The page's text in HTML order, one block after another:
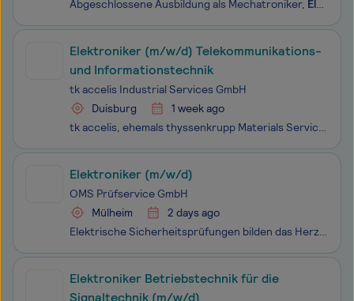
Abgeschlossene Ausbildung als Mechatroniker, Elektroniker
Elektroniker (m/w/d) Telekommunikations-
und Informationstechnik
tk accelis Industrial Services GmbH
Duisburg
1 week ago
tk accelis, ehemals thyssenkrupp Materials Services, ist einer der weltweit führenden Werkstoff-Händler und -Dienstleister entlang der gesamten Lieferkette. tk accelis vereint drei Geschäftsfelder in einem integrierten Angebot: Werkstoffhandel und -distribution, kundenspezifische Weiterverarbeitung
Elektroniker (m/w/d)
OMS Prüfservice GmbH
Mülheim
2 days ago
Elektrische Sicherheitsprüfungen bilden das Herzstück von OMS. Als Elektroniker am Standort in Mülheim bietest du einen erstklassigen Service für unsere Kunden, in dem du für die elektrische Sicherheit und Qualität der Prüfung vor Ort sorgst. Durch deinen Einsatz trägst du dazu bei, ein sicheres
Elektroniker Betriebstechnik für die
Signaltechnik (m/w/d)